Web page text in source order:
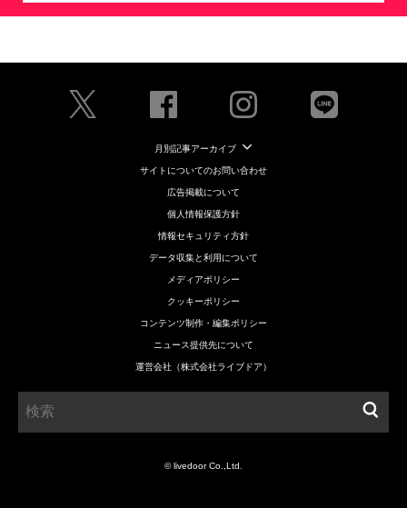
月別記事アーカイブ
サイトについてのお問い合わせ
広告掲載について
個人情報保護方針
情報セキュリティ方針
データ収集と利用について
メディアポリシー
クッキーポリシー
コンテンツ制作・編集ポリシー
ニュース提供先について
運営会社（株式会社ライブドア）
© livedoor Co.,Ltd.